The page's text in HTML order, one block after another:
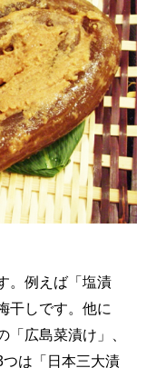
。例えば「塩漬
干しです。他に
広島菜漬け」、
は「日本三大漬